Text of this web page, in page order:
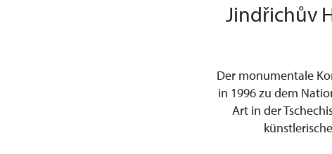
Jindřichův
Der monumentale
in 1996 zu dem
Art in der